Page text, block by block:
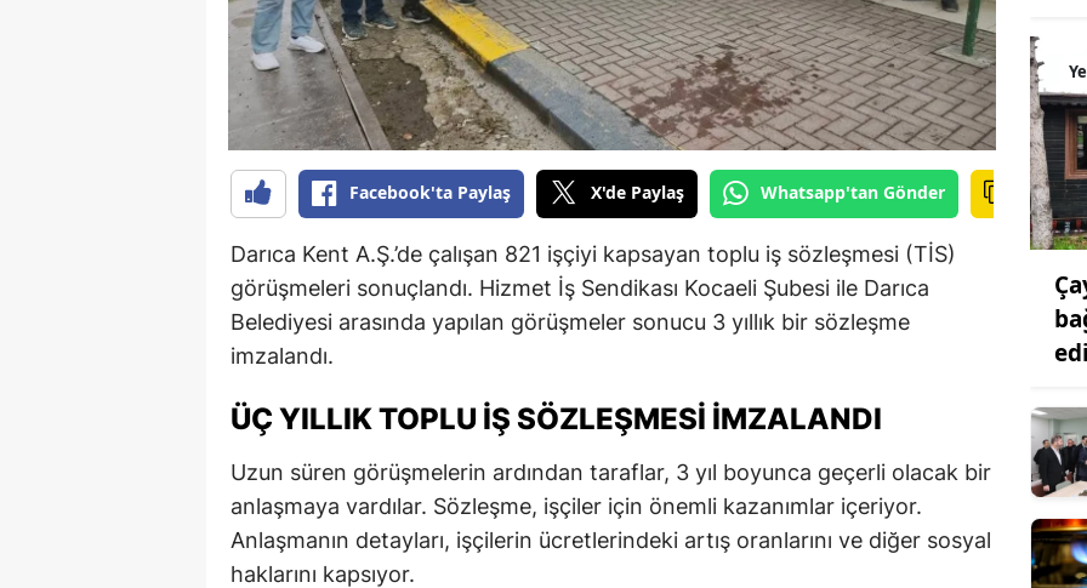
Facebook'ta Paylaş X'de Paylaş Whatsapp'tan Gönder
Darıca Kent A.Ş.’de çalışan 821 işçiyi kapsayan toplu iş sözleşmesi (TİS)
görüşmeleri sonuçlandı. Hizmet İş Sendikası Kocaeli Şubesi ile Darıca
Belediyesi arasında yapılan görüşmeler sonucu 3 yıllık bir sözleşme
imzalandı.
ÜÇ YILLIK TOPLU İŞ SÖZLEŞMESI İMZALANDI
Uzun süren görüşmelerin ardından taraflar, 3 yıl boyunca geçerli olacak bir
anlaşmaya vardılar. Sözleşme, işçiler için önemli kazanımlar içeriyor.
Anlaşmanın detayları, işçilerin ücretlerindeki artış oranlarını ve diğer sosyal
haklarını kapsıyor.